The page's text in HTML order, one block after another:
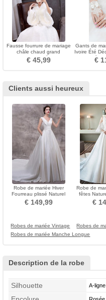
Fausse fourrure de mariage
châle chaud grand
manteau de mariée de taille
€ 45,99
Gants de
Ivoire Été
à
€
Clients aussi heureux
Robe de mariée Hiver
Fourreau plissé Naturel
taille Sans Manches
€ 149,99
Robe de
fêtes
€
Robes de mariée Vintage Robes de
Robes de mariée Manche Longue
Description de la robe
Silhouette A-ligne